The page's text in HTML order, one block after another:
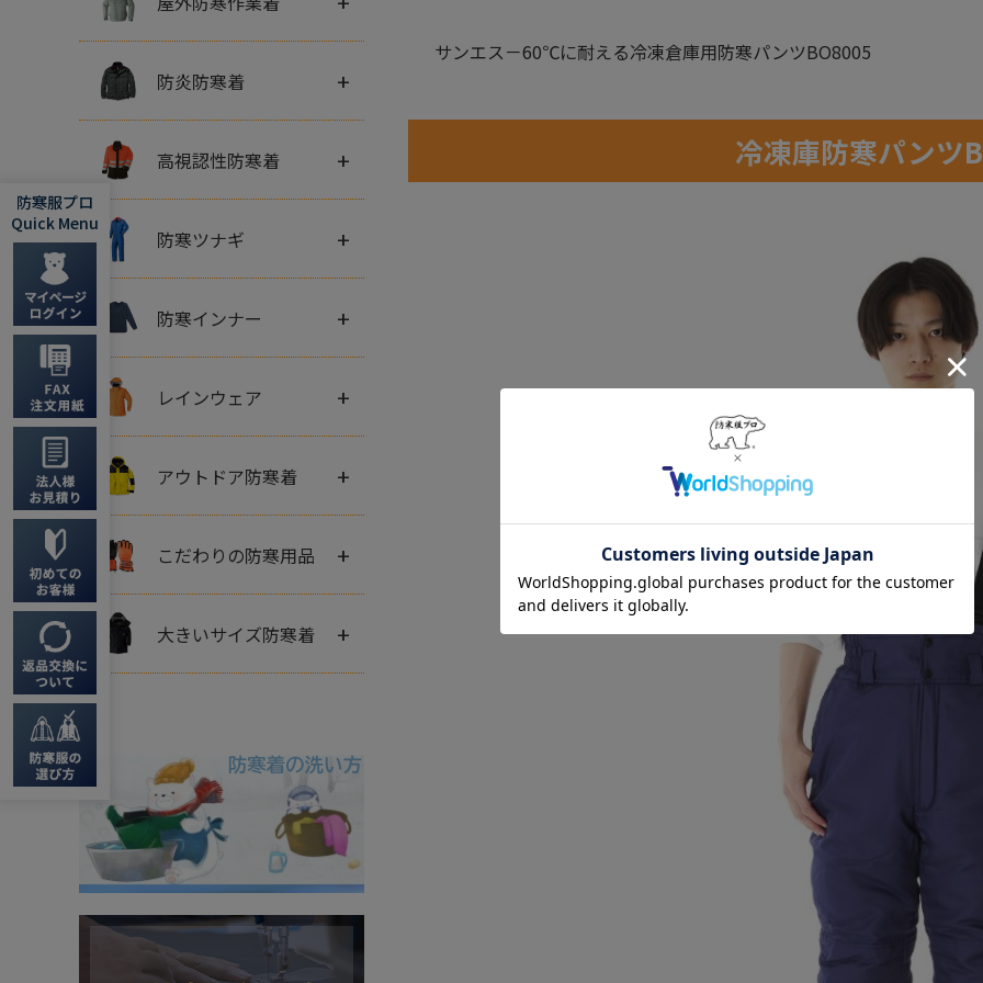
サンエス－60℃に耐える冷凍倉庫用防寒パンツBO8005
冷凍庫防寒パンツ
防炎防寒着 +
高視認性防寒着 +
防寒ツナギ +
防寒インナー +
レインウェア +
アウトドア防寒着 +
こだわりの防寒用品 +
大きいサイズ防寒着 +
防寒服プロ
Quick Menu